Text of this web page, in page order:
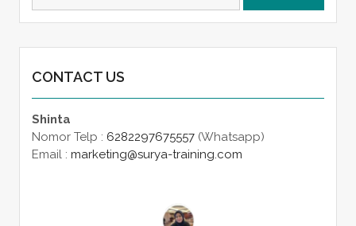
CONTACT US
Shinta
Nomor Telp : 6282297675557(Whatsapp)
Email : marketing@surya-training.com